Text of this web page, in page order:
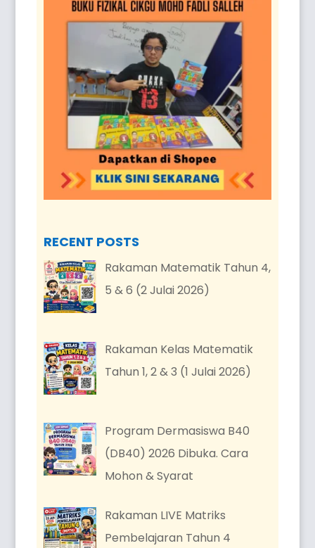
RECENT POSTS
Rakaman Matematik Tahun 4,
5 & 6 (2 Julai 2026)
Rakaman Kelas Matematik
Tahun 1, 2 & 3 (1 Julai 2026)
Program Dermasiswa B40
(DB40) 2026 Dibuka. Cara
Mohon & Syarat
Rakaman LIVE Matriks
Pembelajaran Tahun 4